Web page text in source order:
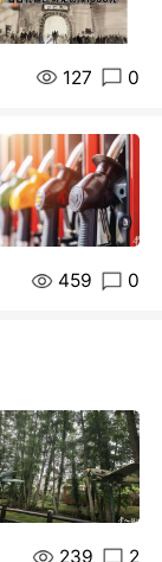
127 0
459 0
239 2